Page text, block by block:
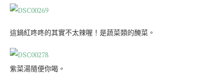
這鍋紅咚咚的其實不太辣喔！是蔬菜類的醃菜。
紫菜湯隨便你喝。